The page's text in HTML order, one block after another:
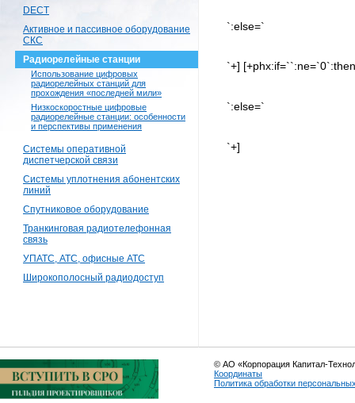
DECT
Активное и пассивное оборудование
СКС
Радиорелейные станции
Использование цифровых
радиорелейных станций для
прохождения «последней мили»
Низкоскоростные цифровые
радиорелейные станции: особенности
и перспективы применения
Системы оперативной
диспетчерской связи
Системы уплотнения абонентских
линий
Спутниковое оборудование
Транкинговая радиотелефонная
связь
УПАТС, АТС, офисные АТС
Широкополосный радиодоступ
`:else=`
`+]
`:else=`
`+]
© АО «Корпорация Капитал-
Координаты
Политика обработки